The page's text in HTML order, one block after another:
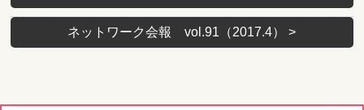
ネットワーク会報 vol.91（2017.4）>